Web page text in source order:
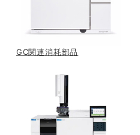
GC関連消耗部品